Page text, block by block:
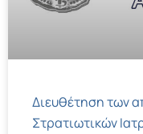
Διευθέτηση των
Στρατιωτικών